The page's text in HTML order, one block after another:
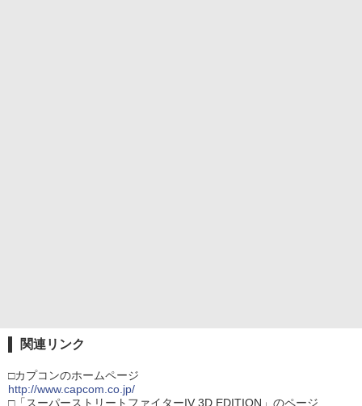
関連リンク
□カプコンのホームページ
http://www.capcom.co.jp/
□「スーパーストリートファイターIV 3D EDITION」のページ